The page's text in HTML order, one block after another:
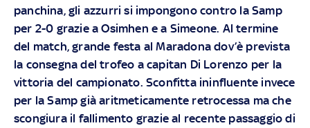
panchina, gli azzurri si impongono contro la Samp
per 2-0 grazie a Osimhen e a Simeone. Al termine
del match, grande festa al Maradona dov’è prevista
la consegna del trofeo a capitan Di Lorenzo per la
vittoria del campionato. Sconfitta ininfluente invece
per la Samp già aritmeticamente retrocessa ma che
scongiura il fallimento grazie al recente passaggio di